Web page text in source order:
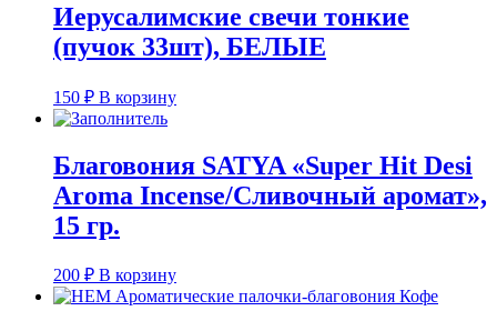
Иерусалимские свечи тонкие
(пучок 33шт), БЕЛЫЕ
150 ₽ В корзину
Благовония SATYA «Super Hit Desi
Aroma Incense/Сливочный аромат»,
15 гр.
200 ₽ В корзину